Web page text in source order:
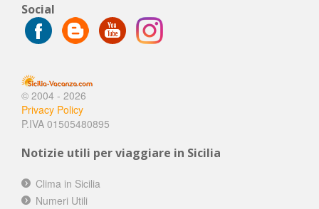
Social
© 2004 - 2026
Privacy Policy
P.IVA 01505480895
Notizie utili per viaggiare in Sicilia
Clima in Sicilia
Numeri Utili